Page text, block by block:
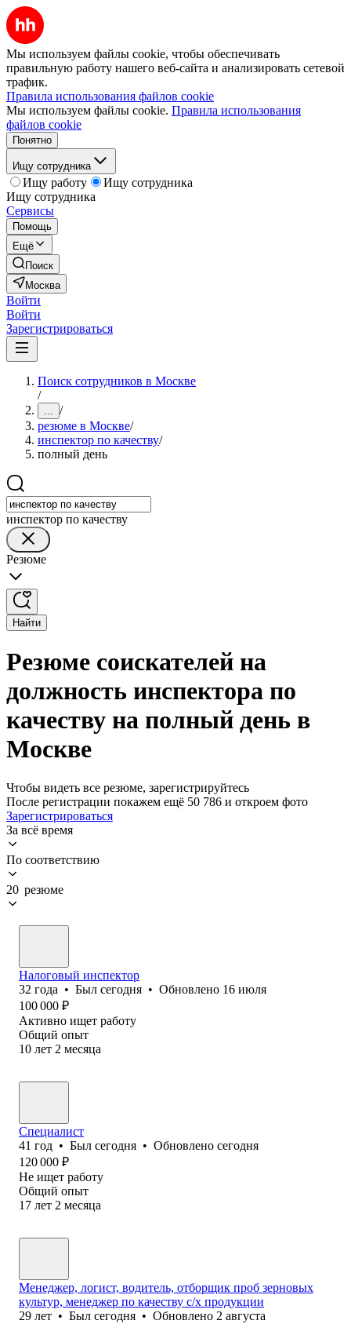
Мы используем файлы cookie, чтобы обеспечивать
правильную работу нашего веб-сайта и анализировать сетевой
трафик.
Правила использования файлов cookie
Мы используем файлы cookie. Правила использования
файлов cookie
Понятно
Ищу сотрудника
Ищу работу
Ищу сотрудника
Ищу сотрудника
Сервисы
Помощь
Ещё
Поиск
Москва
Войти
Войти
Зарегистрироваться
Поиск сотрудников в Москве
/
... /
резюме в Москве/
инспектор по качеству/
полный день
инспектор по качеству
Резюме
Найти
Резюме соискателей на
должность инспектора по
качеству на полный день в
Москве
Чтобы видеть все резюме, зарегистрируйтесь
После регистрации покажем ещё 50 786 и откроем фото
Зарегистрироваться
За всё время
По соответствию
20 резюме
Налоговый инспектор
32 года • Был сегодня • Обновлено 16 июля
100 000 ₽
Активно ищет работу
Общий опыт
10 лет 2 месяца
Специалист
41 год • Был сегодня • Обновлено сегодня
120 000 ₽
Не ищет работу
Общий опыт
17 лет 2 месяца
Менеджер, логист, водитель, отборщик проб зерновых
культур, менеджер по качеству с/х продукции
29 лет • Был сегодня • Обновлено 2 августа